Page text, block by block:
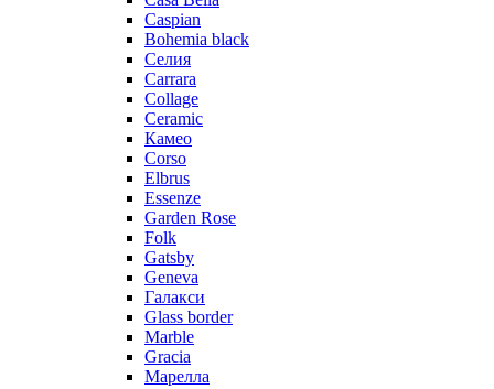
Caspian
Bohemia black
Селия
Carrara
Collage
Ceramic
Камео
Corso
Elbrus
Essenze
Garden Rose
Folk
Gatsby
Geneva
Галакси
Glass border
Marble
Gracia
Марелла